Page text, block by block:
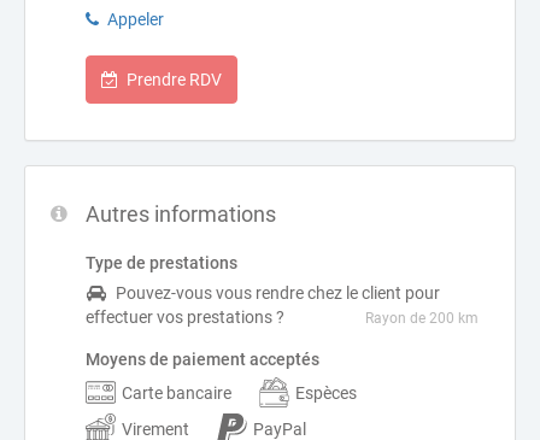
Appeler
Prendre RDV
Autres informations
Type de prestations
Pouvez-vous vous rendre chez le client pour
effectuer vos prestations ?
Rayon de 200 km
Moyens de paiement acceptés
Carte bancaire
Espèces
Virement
PayPal